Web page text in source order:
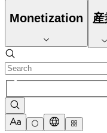
Monetization